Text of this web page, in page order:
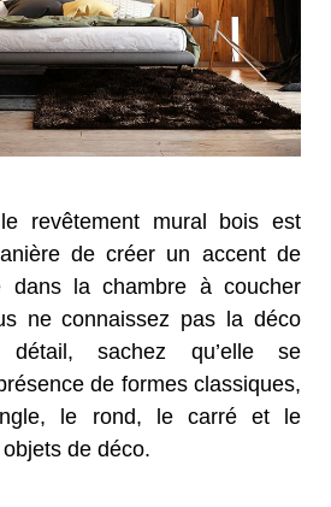
revêtement mural bois est
de créer un accent de
dans la chambre à coucher
ne connaissez pas la déco
détail, sachez qu’elle se
de formes classiques,
le rond, le carré et le
de déco.